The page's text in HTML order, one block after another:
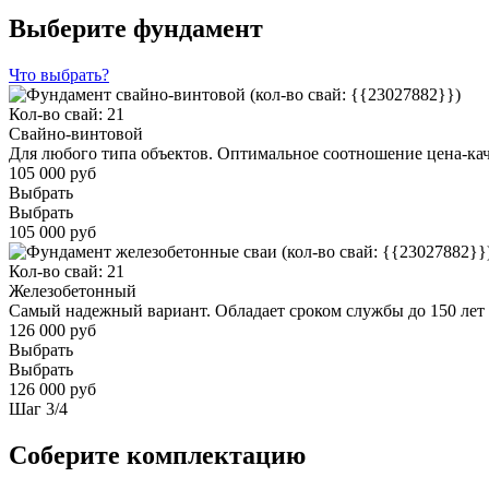
Выберите фундамент
Что выбрать?
Кол-во свай: 21
Свайно-винтовой
Для любого типа объектов. Оптимальное соотношение цена-
105 000 руб
Выбрать
Выбрать
105 000 руб
Кол-во свай: 21
Железобетонный
Самый надежный вариант. Обладает сроком службы до 150 лет
126 000 руб
Выбрать
Выбрать
126 000 руб
Шаг 3/4
Соберите комплектацию